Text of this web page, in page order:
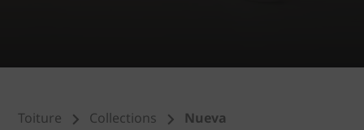
Toiture Collections Nueva